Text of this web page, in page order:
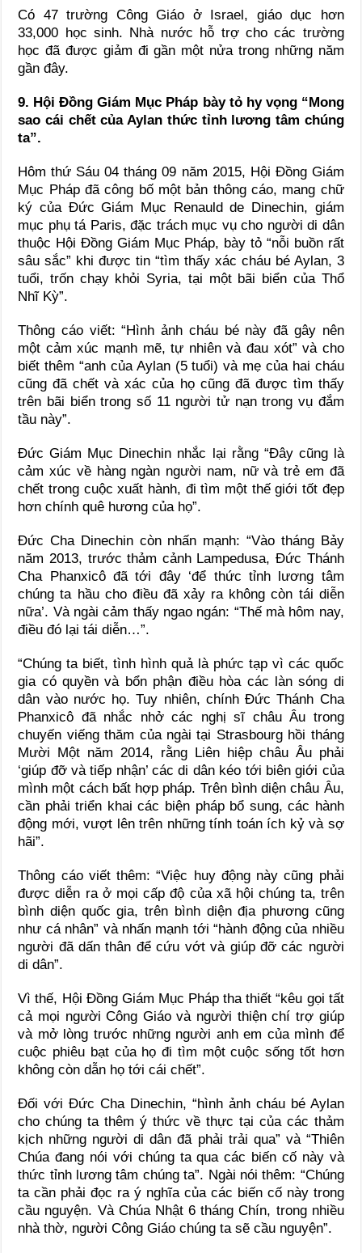
Có 47 trường Công Giáo ở Israel, giáo dục hơn
33,000 học sinh. Nhà nước hỗ trợ cho các trường
học đã được giảm đi gần một nửa trong những năm
gần đây.
9. Hội Đồng Giám Mục Pháp bày tỏ hy vọng “Mong
sao cái chết của Aylan thức tỉnh lương tâm chúng
ta”.
Hôm thứ Sáu 04 tháng 09 năm 2015, Hội Đồng Giám
Mục Pháp đã công bố một bản thông cáo, mang chữ
ký của Đức Giám Mục Renauld de Dinechin, giám
mục phụ tá Paris, đặc trách mục vụ cho người di dân
thuộc Hội Đồng Giám Mục Pháp, bày tỏ “nỗi buồn rất
sâu sắc” khi được tin “tìm thấy xác cháu bé Aylan, 3
tuổi, trốn chạy khỏi Syria, tại một bãi biển của Thổ
Nhĩ Kỳ”.
Thông cáo viết: “Hình ảnh cháu bé này đã gây nên
một cảm xúc mạnh mẽ, tự nhiên và đau xót” và cho
biết thêm “anh của Aylan (5 tuổi) và mẹ của hai cháu
cũng đã chết và xác của họ cũng đã được tìm thấy
trên bãi biển trong số 11 người tử nạn trong vụ đắm
tầu này”.
Đức Giám Mục Dinechin nhắc lại rằng “Ðây cũng là
cảm xúc về hàng ngàn người nam, nữ và trẻ em đã
chết trong cuộc xuất hành, đi tìm một thế giới tốt đẹp
hơn chính quê hương của họ”.
Đức Cha Dinechin còn nhấn mạnh: “Vào tháng Bảy
năm 2013, trước thảm cảnh Lampedusa, Đức Thánh
Cha Phanxicô đã tới đây ‘để thức tỉnh lương tâm
chúng ta hầu cho điều đã xảy ra không còn tái diễn
nữa’. Và ngài cảm thấy ngao ngán: “Thế mà hôm nay,
điều đó lại tái diễn…”.
“Chúng ta biết, tình hình quả là phức tạp vì các quốc
gia có quyền và bổn phận điều hòa các làn sóng di
dân vào nước họ. Tuy nhiên, chính Đức Thánh Cha
Phanxicô đã nhắc nhở các nghị sĩ châu Âu trong
chuyến viếng thăm của ngài tại Strasbourg hồi tháng
Mười Một năm 2014, rằng Liên hiệp châu Âu phải
‘giúp đỡ và tiếp nhận’ các di dân kéo tới biên giới của
mình một cách bất hợp pháp. Trên bình diện châu Âu,
cần phải triển khai các biện pháp bổ sung, các hành
động mới, vượt lên trên những tính toán ích kỷ và sợ
hãi”.
Thông cáo viết thêm: “Việc huy động này cũng phải
được diễn ra ở mọi cấp độ của xã hội chúng ta, trên
bình diện quốc gia, trên bình diện địa phương cũng
như cá nhân” và nhấn mạnh tới “hành động của nhiều
người đã dấn thân để cứu vớt và giúp đỡ các người
di dân”.
Vì thế, Hội Đồng Giám Mục Pháp tha thiết “kêu gọi tất
cả mọi người Công Giáo và người thiện chí trợ giúp
và mở lòng trước những người anh em của mình để
cuộc phiêu bạt của họ đi tìm một cuộc sống tốt hơn
không còn dẫn họ tới cái chết”.
Ðối với Đức Cha Dinechin, “hình ảnh cháu bé Aylan
cho chúng ta thêm ý thức về thực tại của các thảm
kịch những người di dân đã phải trải qua” và “Thiên
Chúa đang nói với chúng ta qua các biến cố này và
thức tỉnh lương tâm chúng ta”. Ngài nói thêm: “Chúng
ta cần phải đọc ra ý nghĩa của các biến cố này trong
cầu nguyện. Và Chúa Nhật 6 tháng Chín, trong nhiều
nhà thờ, người Công Giáo chúng ta sẽ cầu nguyện”.